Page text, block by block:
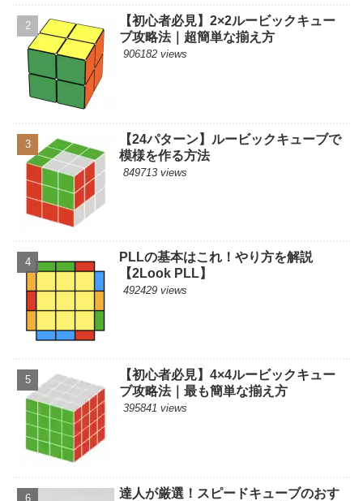
【初心者必見】2×2ルービックキュー
ブ攻略法｜超簡単な揃え方
906182 views
【24パターン】ルービックキューブで
模様を作る方法
849713 views
PLLの基本はこれ！やり方を解説
【2Look PLL】
492429 views
【初心者必見】4×4ルービックキュー
ブ攻略法｜最も簡単な揃え方
395841 views
達人が厳選！スピードキューブのおす